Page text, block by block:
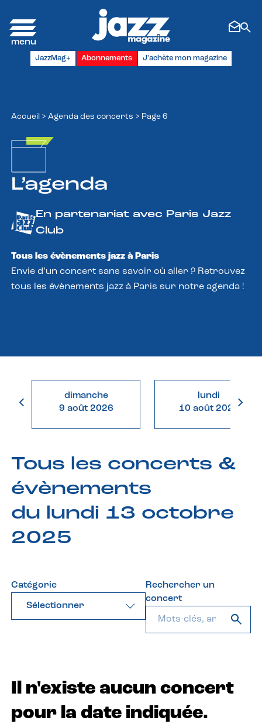
JazzMag+ Abonnements J'achète mon magazine
Accueil > Agenda des concerts > Page 6
L’agenda
En partenariat avec Paris Jazz
Club
Tous les évènements jazz à Paris
Envie d’un concert sans savoir où aller ? Retrouvez
tous les évènements jazz à Paris sur notre agenda !
dimanche
9 août 2026
lundi
10 août 2026
Tous les concerts &
évènements
du lundi 13 octobre
2025
Catégorie
Sélectionner
Rechercher un
concert
Il n'existe aucun concert
pour la date indiquée.